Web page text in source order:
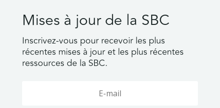
Mises à jour de la SBC
Inscrivez-vous pour recevoir les plus
récentes mises à jour et les plus récentes
ressources de la SBC.